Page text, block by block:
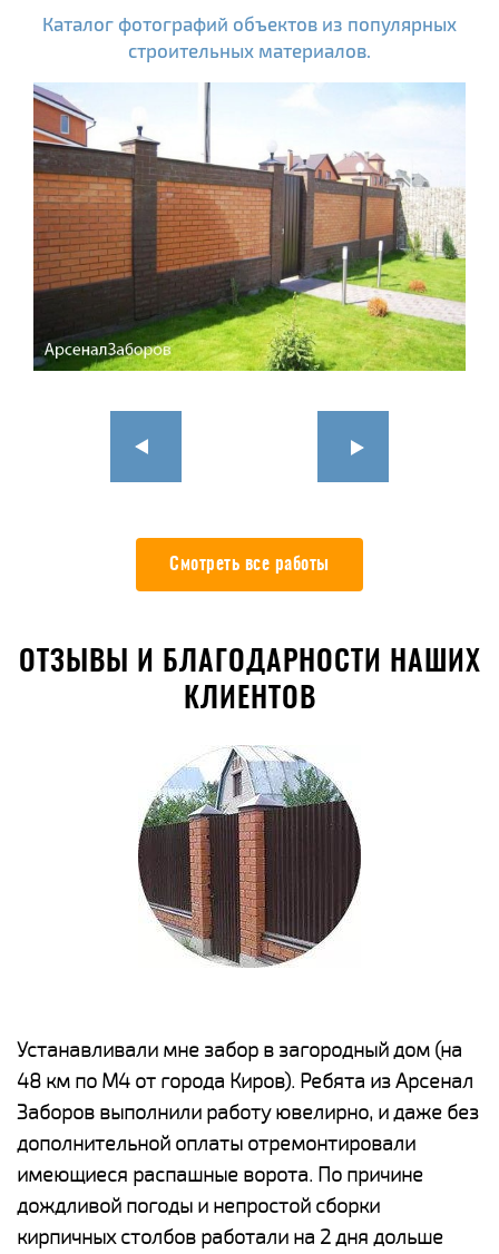
Каталог фотографий объектов из популярных
строительных материалов.
Смотреть все работы
ОТЗЫВЫ И БЛАГОДАРНОСТИ НАШИХ
КЛИЕНТОВ
Устанавливали мне забор в загородный дом (на
48 км по М4 от города Киров). Ребята из Арсенал
Заборов выполнили работу ювелирно, и даже без
дополнительной оплаты отремонтировали
имеющиеся распашные ворота. По причине
дождливой погоды и непростой сборки
кирпичных столбов работали на 2 дня дольше